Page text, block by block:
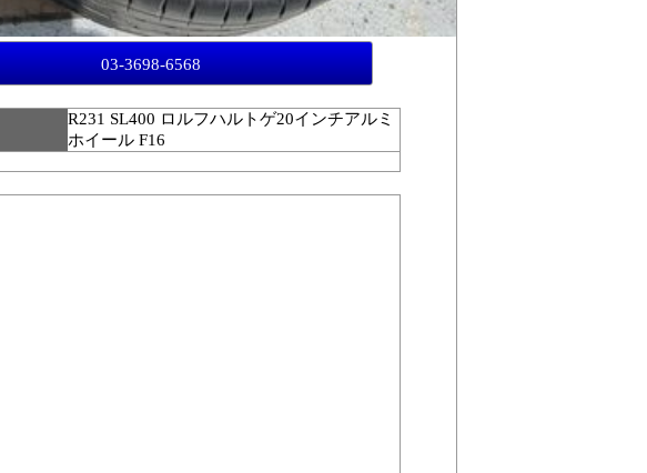
03-3698-6568
R231 SL400 ロルフハルトゲ20インチアルミ
ホイール F16